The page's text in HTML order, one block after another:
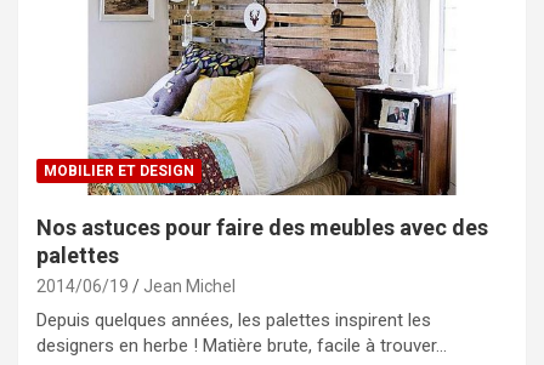
MOBILIER ET DESIGN
Nos astuces pour faire des meubles avec des
palettes
2014/06/19 Jean Michel
Depuis quelques années, les palettes inspirent les
designers en herbe ! Matière brute, facile à trouver…